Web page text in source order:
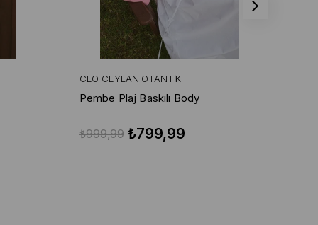
CEO CEYLAN OTANTIK
Pembe Plaj Baskılı Body
₺799,99
₺999,99